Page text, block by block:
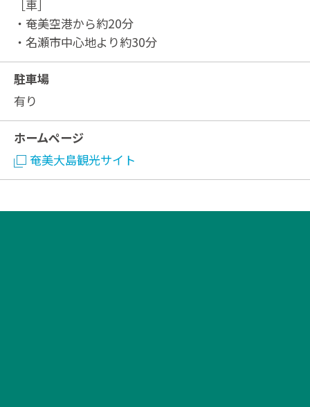
［車］
・奄美空港から約20分
・名瀬市中心地より約30分
駐車場
有り
ホームページ
奄美大島観光サイト